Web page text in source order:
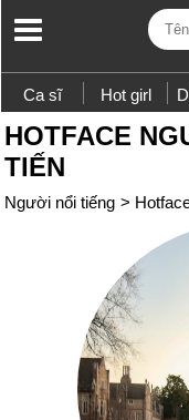
Ca sĩ Hot girl
HOTFACE
TIẾN
Người nổi tiếng >